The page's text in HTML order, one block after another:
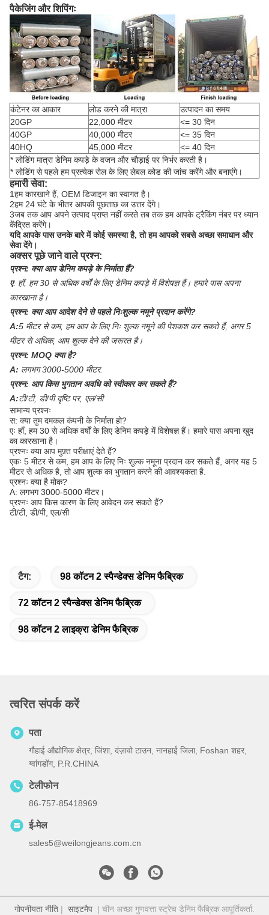
पैकेजिंग और शिपिंगः
कंटेनर का आकार लोड करने की मात्रा
उत्पादन का समय
20GP
22,000 मीटर
<= 30 दिन
40GP
40,000 मीटर
<= 35 दिन
40HQ
45,000 मीटर
<= 40 दिन
* लोडिंग मात्रा डेनिम कपड़े के वजन और चौड़ाई पर निर्भर करती है।
* लोडिंग से पहले हम प्रत्येक रोल के लिए लेबल कोड की जांच करेंगे और बनाएंगे।
हमारी सेवा:
1हम कारखाने हैं, OEM डिजाइन का स्वागत है।
2हम 24 घंटे के भीतर आपकी पूछताछ का उत्तर देंगे।
3जब तक आप अपने उत्पाद प्राप्त नहीं करते तब तक हम आपके ट्रैकिंग नंबर पर ध्यान
केंद्रित करेंगे।
यदि आपके पास उनके बारे में कोई समस्या है, तो हम आपको सबसे अच्छा समाधान और
सेवा देंगे।
अक्सर पूछे जाने वाले प्रश्न:
प्रश्न: क्या आप डेनिम कपड़े के निर्माता हैं?
ए: हाँ, हम 30 से अधिक वर्षों के लिए डेनिम कपड़े में विशेषज्ञ हैं। हमारे पास अपना
कारखाना है।
प्रश्न: क्या आप आदेश देने से पहले निःशुल्क नमूने प्रदान करेंगे?
A:5 मीटर से कम, हम आप के लिए निः शुल्क नमूने की पेशकश कर सकते हैं, अगर 5
मीटर से अधिक, आप शुल्क देने की जरूरत है।
प्रश्न: MOQ क्या है?
A: लगभग 3000-5000 मीटर.
प्रश्न: आप किस भुगतान अवधि को स्वीकार कर सकते हैं?
A:टी/टी, डी/पी दृष्टि पर, एल/सी
सामान्य प्रश्नः
स: क्या तुम दमकल कंपनी के निर्माता हो?
एः हाँ, हम 30 से अधिक वर्षों के लिए डेनिम कपड़े में विशेषज्ञ हैं। हमारे पास अपना खुद
का कारखाना है।
प्रश्नः क्या आप मुफ़्त परीक्षाएं देते हैं?
एकः 5 मीटर से कम, हम आप के लिए निः शुल्क नमूना प्रदान कर सकते हैं, अगर यह 5
मीटर से अधिक है, तो आप शुल्क का भुगतान करने की आवश्यकता है.
प्रश्नः क्या है मोक?
A: लगभग 3000-5000 मीटर।
प्रश्नः आप किस कारण के लिए आवेदन कर सकते हैं?
टी/टी, डी/पी, एल/सी
टैग: 98 कॉटन 2 स्पैन्डेक्स डेनिम फैब्रिक
72 कॉटन 2 स्पैन्डेक्स डेनिम फैब्रिक
98 कॉटन 2 लाइक्रा डेनिम फैब्रिक
त्वरित संपर्क करें
पता
गौहाई औद्योगिक क्षेत्र, जिंशा, दंज़ावो टाउन, नानहाई जिला, Foshan शहर,
ग्वांगडोंग, P.R.CHINA
टेलीफोन
86-757-85418969
ई-मेल
sales5@weilongjeans.com.cn
गोपनीयता नीति | साइटमैप | चीन अच्छा गुणवत्ता स्ट्रेच डेनिम फैब्रिक आपूर्तिकर्ता.